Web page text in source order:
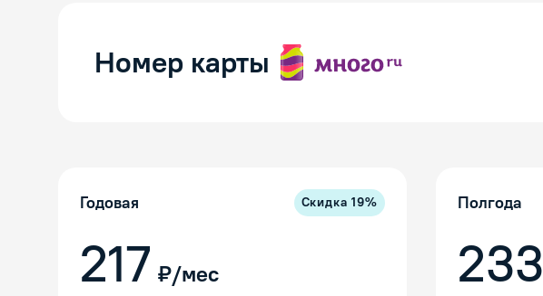
Номер карты
Годовая Скидка19%
217 ₽/мес
Полгода
233